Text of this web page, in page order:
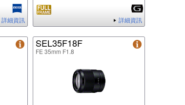
詳細資訊 詳細資訊
SEL35F18F
FE 35mm F1.8